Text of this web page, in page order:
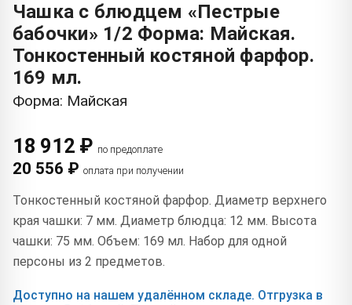
Чашка с блюдцем «Пестрые
бабочки» 1/2 Форма: Майская.
Тонкостенный костяной фарфор.
169 мл.
Форма: Майская
18 912 ₽ по предоплате
20 556 ₽ оплата при получении
Тонкостенный костяной фарфор. Диаметр верхнего
края чашки: 7 мм. Диаметр блюдца: 12 мм. Высота
чашки: 75 мм. Объем: 169 мл. Набор для одной
персоны из 2 предметов.
Доступно на нашем удалённом складе. Отгрузка в